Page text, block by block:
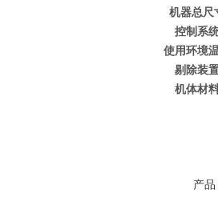
机器总尺
控制系
使用环境
剔除装
机体材
产品